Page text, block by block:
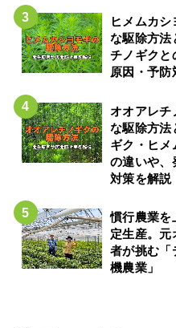
ヒメムカ
な駆除方法
チノギクと
原因・予防
オオアレチ
な駆除方法
ギク・ヒメ
の違いや、
対策を解説
慣行農業を
定生産。元
者が挑む「
機農業」